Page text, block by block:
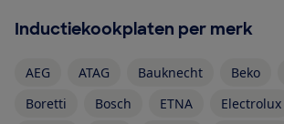
Inductiekookplaten per merk
AEG ATAG Bauknecht Beko
Boretti
Bosch ETNA Electrolux